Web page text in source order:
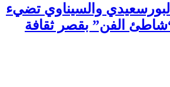
والسيناوي تضيء
الفن” بقصر ثقافة